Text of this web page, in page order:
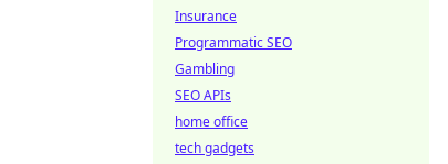
Insurance
Programmatic SEO
Gambling
SEO APIs
home office
tech gadgets